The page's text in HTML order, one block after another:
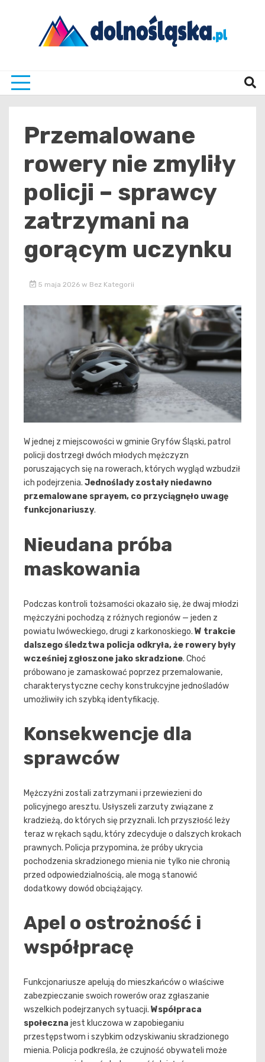
Przemalowane
rowery nie zmyliły
policji – sprawcy
zatrzymani na
gorącym uczynku
5 maja 2026 w Bez Kategorii
W jednej z miejscowości w gminie Gryfów Śląski, patrol
policji dostrzegł dwóch młodych mężczyzn
poruszających się na rowerach, których wygląd wzbudził
ich podejrzenia. Jednoślady zostały niedawno
przemalowane sprayem, co przyciągnęło uwagę
funkcjonariuszy.
Nieudana próba
maskowania
Podczas kontroli tożsamości okazało się, że dwaj młodzi
mężczyźni pochodzą z różnych regionów — jeden z
powiatu lwóweckiego, drugi z karkonoskiego. W trakcie
dalszego śledztwa policja odkryła, że rowery były
wcześniej zgłoszone jako skradzione. Choć
próbowano je zamaskować poprzez przemalowanie,
charakterystyczne cechy konstrukcyjne jednośladów
umożliwiły ich szybką identyfikację.
Konsekwencje dla
sprawców
Mężczyźni zostali zatrzymani i przewiezieni do
policyjnego aresztu. Usłyszeli zarzuty związane z
kradzieżą, do których się przyznali. Ich przyszłość leży
teraz w rękach sądu, który zdecyduje o dalszych krokach
prawnych. Policja przypomina, że próby ukrycia
pochodzenia skradzionego mienia nie tylko nie chronią
przed odpowiedzialnością, ale mogą stanowić
dodatkowy dowód obciążający.
Apel o ostrożność i
współpracę
Funkcjonariusze apelują do mieszkańców o właściwe
zabezpieczanie swoich rowerów oraz zgłaszanie
wszelkich podejrzanych sytuacji. Współpraca
społeczna jest kluczowa w zapobieganiu
przestępstwom i szybkim odzyskiwaniu skradzionego
mienia. Policja podkreśla, że czujność obywateli może